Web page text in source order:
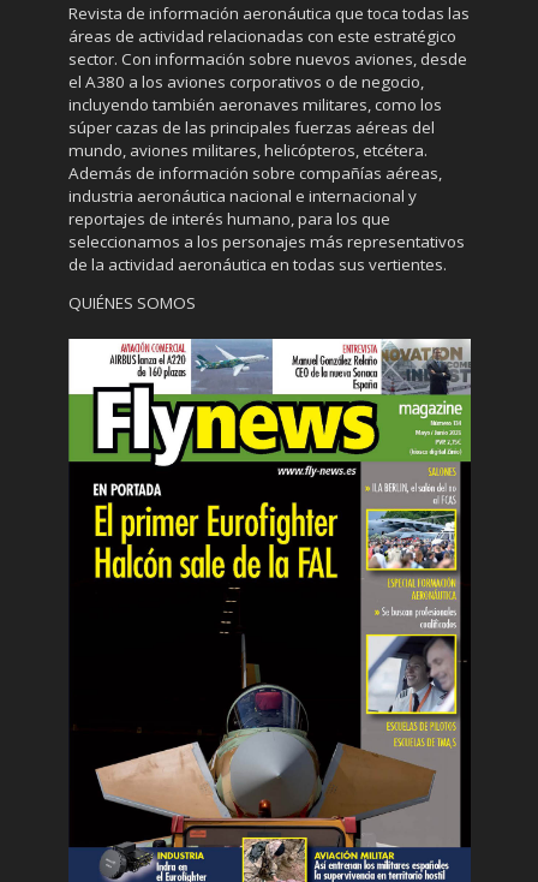
Revista de información aeronáutica que toca todas las
áreas de actividad relacionadas con este estratégico
sector. Con información sobre nuevos aviones, desde
el A380 a los aviones corporativos o de negocio,
incluyendo también aeronaves militares, como los
súper cazas de las principales fuerzas aéreas del
mundo, aviones militares, helicópteros, etcétera.
Además de información sobre compañías aéreas,
industria aeronáutica nacional e internacional y
reportajes de interés humano, para los que
seleccionamos a los personajes más representativos
de la actividad aeronáutica en todas sus vertientes.
QUIÉNES SOMOS